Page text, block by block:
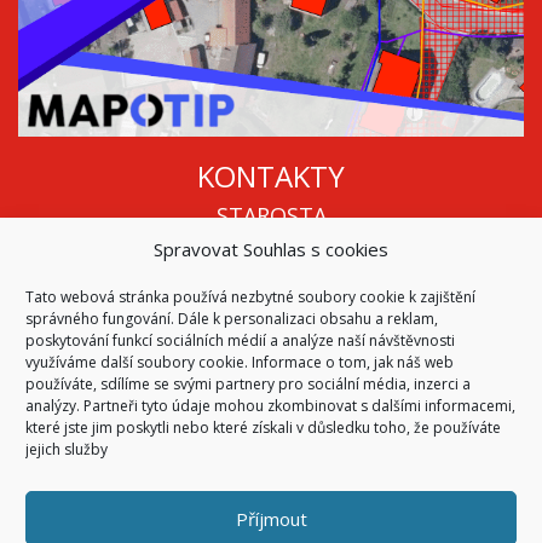
Spravovat Souhlas s cookies
Tato webová stránka používá nezbytné soubory cookie k zajištění
správného fungování. Dále k personalizaci obsahu a reklam,
poskytování funkcí sociálních médií a analýze naší návštěvnosti
využíváme další soubory cookie. Informace o tom, jak náš web
používáte, sdílíme se svými partnery pro sociální média, inzerci a
analýzy. Partneři tyto údaje mohou zkombinovat s dalšími informacemi,
které jste jim poskytli nebo které získali v důsledku toho, že používáte
jejich služby
Příjmout
KONTAKTY
STAROSTA
Mgr. Roman Vala
info@oukojetice.cz
ÚŘEDNÍ HODINY
Po, St: 15:30 - 16:30
Všechny kontakty | Kde nás najdete